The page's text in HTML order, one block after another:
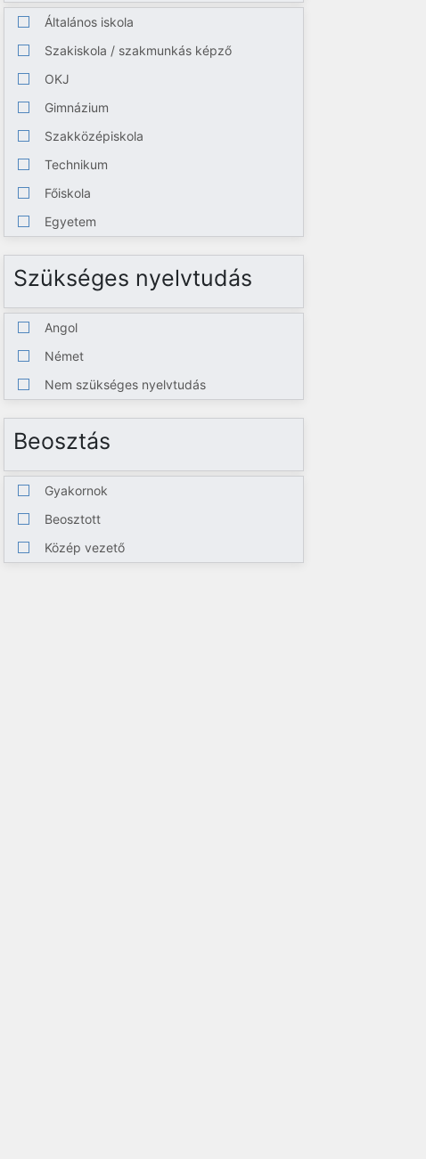
Általános iskola
Szakiskola / szakmunkás képző
OKJ
Gimnázium
Szakközépiskola
Technikum
Főiskola
Egyetem
Szükséges nyelvtudás
Angol
Német
Nem szükséges nyelvtudás
Beosztás
Gyakornok
Beosztott
Közép vezető